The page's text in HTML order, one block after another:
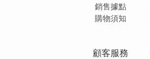
銷售據點
購物須知
顧客服務